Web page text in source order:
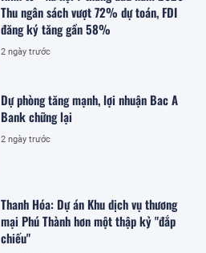
Thu ngân sách vượt 72% dự toán, FDI
đăng ký tăng gần 58%
2 ngày trước
Dự phòng tăng mạnh, lợi nhuận Bac A
Bank chững lại
2 ngày trước
Thanh Hóa: Dự án Khu dịch vụ thương
mại Phú Thành hơn một thập kỷ "đắp
chiếu"